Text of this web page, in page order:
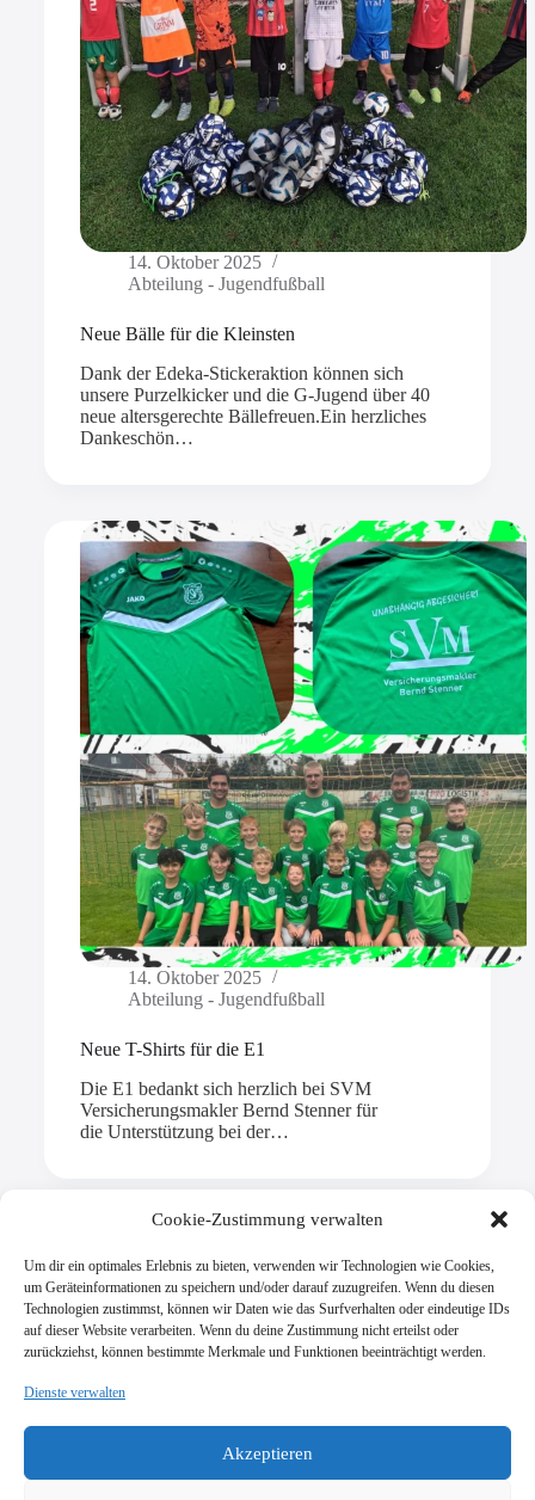
Cookie-Zustimmung verwalten
Um dir ein optimales Erlebnis zu bieten, verwenden wir Technologien wie Cookies,
um Geräteinformationen zu speichern und/oder darauf zuzugreifen. Wenn du diesen
Technologien zustimmst, können wir Daten wie das Surfverhalten oder eindeutige IDs
auf dieser Website verarbeiten. Wenn du deine Zustimmung nicht erteilst oder
zurückziehst, können bestimmte Merkmale und Funktionen beeinträchtigt werden.
Dienste verwalten
Akzeptieren
14. Oktober 2025
Abteilung - Jugendfußball
Neue Bälle für die Kleinsten
Dank der Edeka-Stickeraktion können sich
unsere Purzelkicker und die G-Jugend über 40
neue altersgerechte Bällefreuen.Ein herzliches
Dankeschön…
14. Oktober 2025
Abteilung - Jugendfußball
Neue T-Shirts für die E1
Die E1 bedankt sich herzlich bei SVM
Versicherungsmakler Bernd Stenner für
die Unterstützung bei der…
Mehr laden
SV Viktoria Klein-Zimmern 1945 e.V.